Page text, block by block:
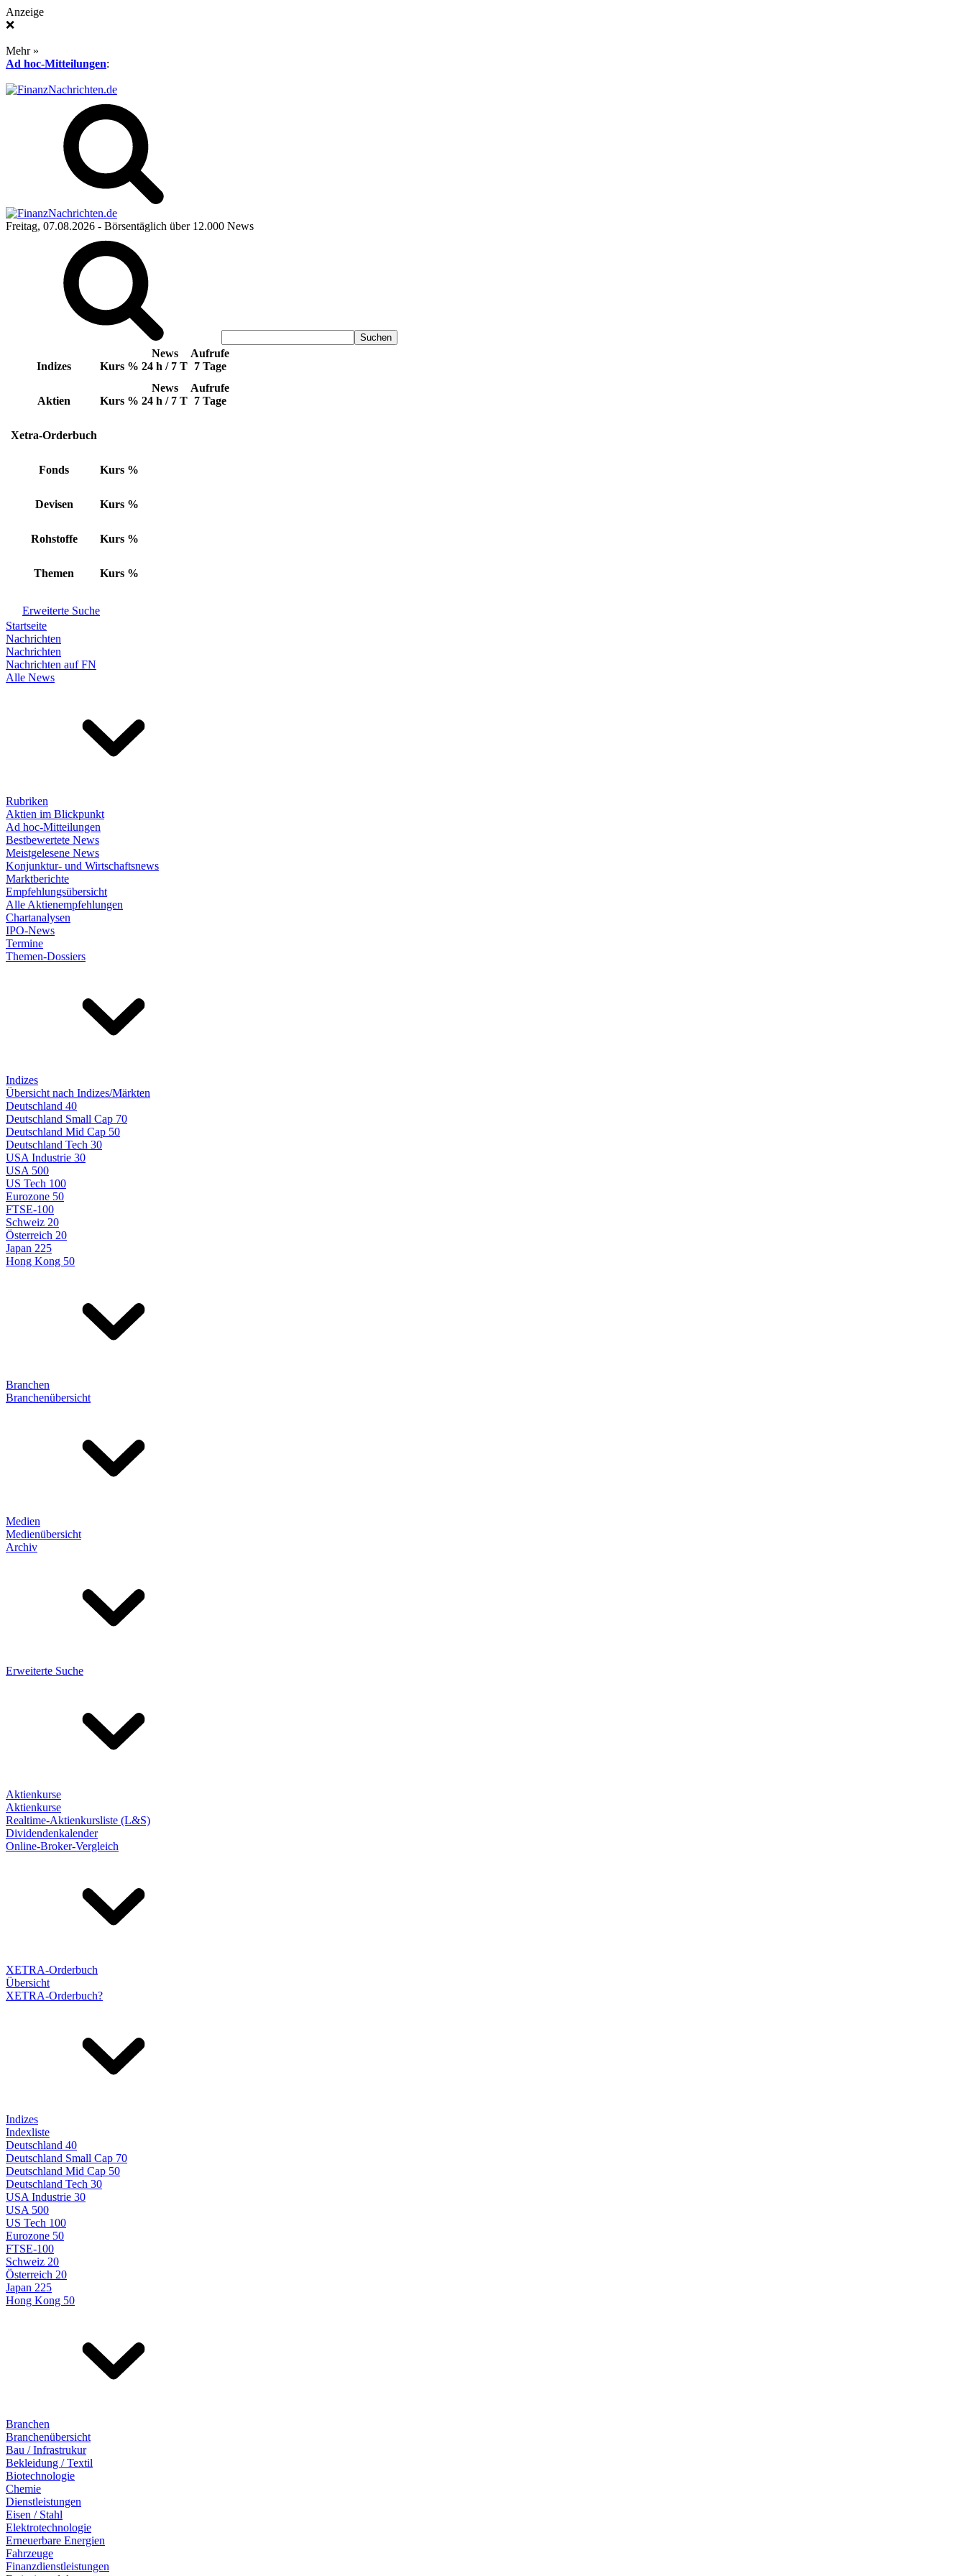
Anzeige
❌
Mehr »
Ad hoc-Mitteilungen:
Freitag, 07.08.2026 - Börsentäglich über 12.000 News
Indizes Kurs %
News
24 h / 7 T
Aufrufe
7 Tage
Aktien Kurs %
News
24 h / 7 T
Aufrufe
7 Tage
Xetra-Orderbuch
Fonds Kurs %
Devisen Kurs %
Rohstoffe Kurs %
Themen Kurs %
Erweiterte Suche
Startseite
Nachrichten
Nachrichten
Nachrichten auf FN
Alle News
Rubriken
Aktien im Blickpunkt
Ad hoc-Mitteilungen
Bestbewertete News
Meistgelesene News
Konjunktur- und Wirtschaftsnews
Marktberichte
Empfehlungsübersicht
Alle Aktienempfehlungen
Chartanalysen
IPO-News
Termine
Themen-Dossiers
Indizes
Übersicht nach Indizes/Märkten
Deutschland 40
Deutschland Small Cap 70
Deutschland Mid Cap 50
Deutschland Tech 30
USA Industrie 30
USA 500
US Tech 100
Eurozone 50
FTSE-100
Schweiz 20
Österreich 20
Japan 225
Hong Kong 50
Branchen
Branchenübersicht
Medien
Medienübersicht
Archiv
Erweiterte Suche
Aktienkurse
Aktienkurse
Realtime-Aktienkursliste (L&S)
Dividendenkalender
Online-Broker-Vergleich
XETRA-Orderbuch
Übersicht
XETRA-Orderbuch?
Indizes
Indexliste
Deutschland 40
Deutschland Small Cap 70
Deutschland Mid Cap 50
Deutschland Tech 30
USA Industrie 30
USA 500
US Tech 100
Eurozone 50
FTSE-100
Schweiz 20
Österreich 20
Japan 225
Hong Kong 50
Branchen
Branchenübersicht
Bau / Infrastrukur
Bekleidung / Textil
Biotechnologie
Chemie
Dienstleistungen
Eisen / Stahl
Elektrotechnologie
Erneuerbare Energien
Fahrzeuge
Finanzdienstleistungen